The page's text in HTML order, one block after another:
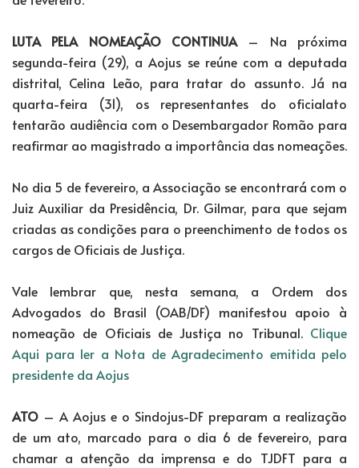
LUTA PELA NOMEAÇÃO CONTINUA– Na próxima
segunda-feira (29), a Aojus se reúne com a deputada
distrital, Celina Leão, para tratar do assunto. Já na
quarta-feira (31), os representantes do oficialato
tentarão audiência com o Desembargador Romão para
reafirmar ao magistrado a importância das nomeações.
No dia 5 de fevereiro, a Associação se encontrará com o
Juiz Auxiliar da Presidência, Dr. Gilmar, para que sejam
criadas as condições para o preenchimento de todos os
cargos de Oficiais de Justiça.
Vale lembrar que, nesta semana, a Ordem dos
Advogados do Brasil (OAB/DF) manifestou apoio à
nomeação de Oficiais de Justiça no Tribunal. Clique
Aqui para ler a Nota de Agradecimento emitida pelo
presidente da Aojus
ATO – A Aojus e o Sindojus-DF preparam a realização
de um ato, marcado para o dia 6 de fevereiro, para
chamar a atenção da imprensa e do TJDFT para a